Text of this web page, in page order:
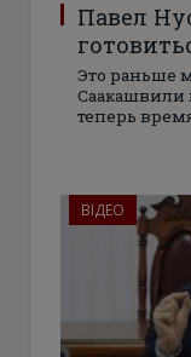
Павел
Это раньше
Саакашвили
теперь
ВІДЕО